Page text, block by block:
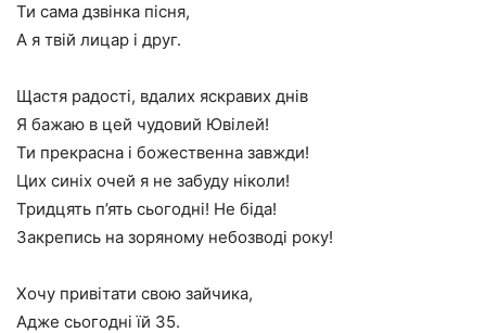
Ти сама дзвінка пісня,
А я твій лицар і друг.
Щастя радості, вдалих яскравих днів
Я бажаю в цей чудовий Ювілей!
Ти прекрасна і божественна завжди!
Цих синіх очей я не забуду ніколи!
Тридцять п’ять сьогодні! Не біда!
Закрепись на зоряному небозводі року!
Хочу привітати свою зайчика,
Адже сьогодні їй 35.